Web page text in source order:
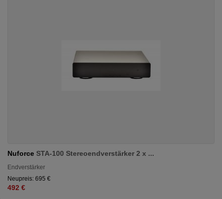
Nuforce STA-100 Stereoendverstärker 2 x ...
Endverstärker
Neupreis: 695 €
492 €